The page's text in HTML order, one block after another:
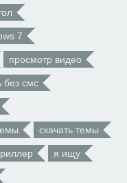
7
просмотр видео
без смс
скачать темы
я ищу